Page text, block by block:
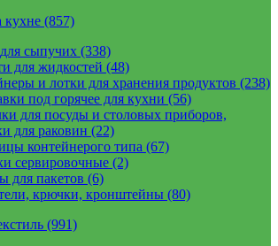
кухне (857)
сыпучих (338)
для жидкостей (48)
и лотки для хранения продуктов (238)
под горячее для кухни (56)
для посуды и столовых приборов,
для раковин (22)
контейнерого типа (67)
сервировочные (2)
для пакетов (6)
крючки, кронштейны (80)
(991)